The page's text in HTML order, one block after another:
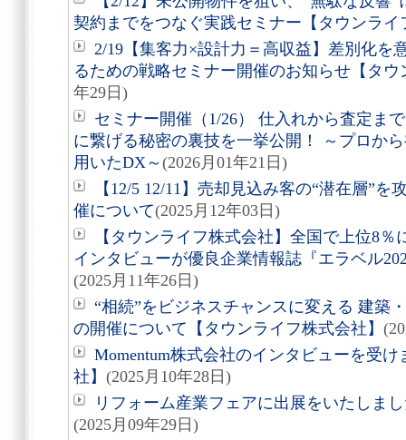
契約までをつなぐ実践セミナー【タウンライ
2/19【集客力×設計力＝高収益】差別化を
るための戦略セミナー開催のお知らせ【タ
年29日)
セミナー開催（1/26） 仕入れから査定ま
に繋げる秘密の裏技を一挙公開！ ～プロか
用いたDX～ (2026月01年21日)
【12/5 12/11】売却見込み客の“潜在層”
催について(2025月12年03日)
【タウンライフ株式会社】全国で上位8
インタビューが優良企業情報誌『エラベル
(2025月11年26日)
“相続”をビジネスチャンスに変える 建築
の開催について【タウンライフ株式会社】
Momentum株式会社のインタビューを受
社】 (2025月10年28日)
リフォーム産業フェアに出展をいたしま
(2025月09年29日)